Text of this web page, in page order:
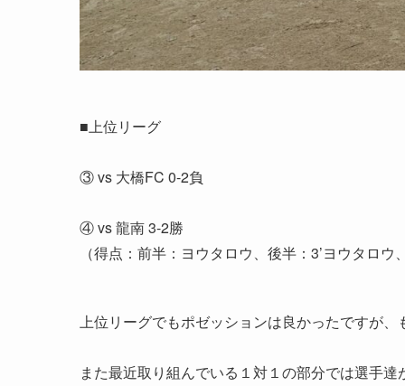
■上位リーグ
③ vs 大橋FC 0-2負
④ vs 龍南 3-2勝
（得点：前半：ヨウタロウ、後半：3’ヨウタロウ
上位リーグでもポゼッションは良かったですが、
また最近取り組んでいる１対１の部分では選手